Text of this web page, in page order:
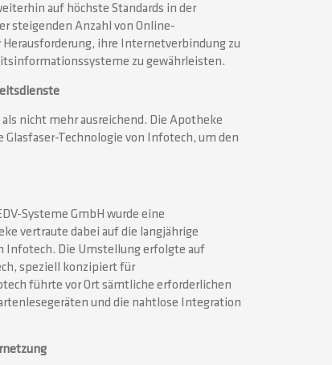
auf höchste Standards in der
steigenden Anzahl von Online-
ihre Internetverbindung zu
zu gewährleisten.
nicht mehr ausreichend. Die Apotheke
Technologie von Infotech, um den
Systeme GmbH wurde eine
vertraute dabei auf die langjährige
Infotech. Die Umstellung erfolgte auf
speziell konzipiert für
führte vor Ort sämtliche erforderlichen
und die nahtlose Integration